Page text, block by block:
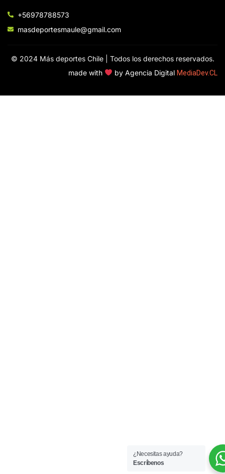
+56978788573
masdeportesmaule@gmail.com
© 2024 Más deportes Chile | Todos los derechos reservados.
made with
by Agencia Digital MediaDev.CL
¿Necesitas ayuda?
Escríbenos